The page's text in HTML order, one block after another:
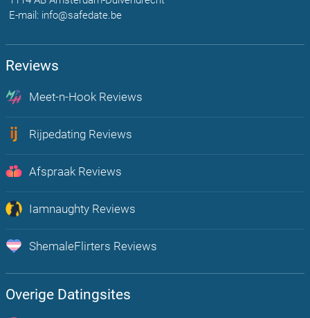
E-mail: info@safedate.be
Reviews
Meet-n-Hook Reviews
Chat, flirt en vind echte hookup's bij u in de regio
Rijpedating Reviews
Rijpe Dating is Plezier voor volwassenen Belgen 30+
Afspraak Reviews
Onbeperkt afspraakjes maken, flirten en chatten met mensen uit jou
regio
Iamnaughty Reviews
Op zoek naar Lust? Boost hier je sexleven
ShemaleFlirters Reviews
Overige Datingsites